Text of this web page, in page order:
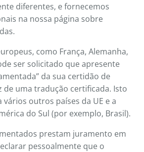
diferentes, e fornecemos
na nossa página sobre
como França, Alemanha,
ser solicitado que apresente
da sua certidão de
de uma tradução certificada. Isto
outros países da UE e a
do Sul (por exemplo, Brasil).
prestam juramento em
pessoalmente que o